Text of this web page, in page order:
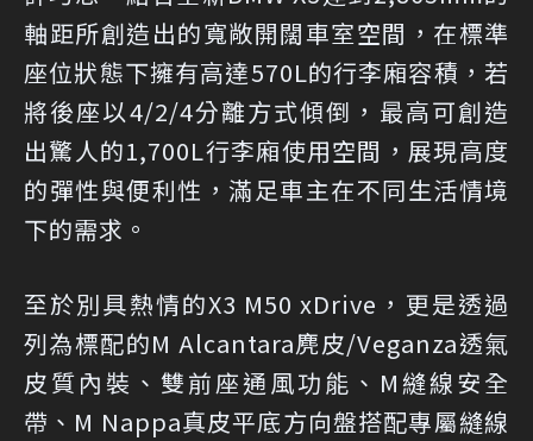
軸距所創造出的寬敞開闊車室空間，在標準
座位狀態下擁有高達570L的行李廂容積，若
將後座以4/2/4分離方式傾倒，最高可創造
出驚人的1,700L行李廂使用空間，展現高度
的彈性與便利性，滿足車主在不同生活情境
下的需求。
至於別具熱情的X3 M50 xDrive，更是透過
列為標配的M Alcantara麂皮/Veganza透氣
皮質內裝、雙前座通風功能、M縫線安全
帶、M Nappa真皮平底方向盤搭配專屬縫線